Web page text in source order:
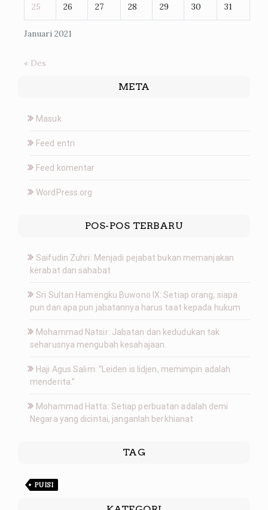
Januari 2021
25 26 27 28 29 30 31
« Des
META
Masuk
Feed entri
Feed komentar
WordPress.org
POS-POS TERBARU
Saifudin Zuhri: Menjadi pejabat bukan memanjakan
kerabat dan sahabat
Sri Sultan Hamengku Buwono IX: Setiap orang, siapa
pun dan apa pun jabatannya harus taat kepada hukum
Mohammad Natsir: Jabatan dan kedudukan tak
seharusnya mengubah kesahajaan.
Haji Agus Salim: “Leiden is lidjen, memimpin adalah
menderita.”
Mohammad Hatta: Setiap perbuatan adalah demi
Negara yang dicintai, janganlah berkhianat
TAG
PUISI